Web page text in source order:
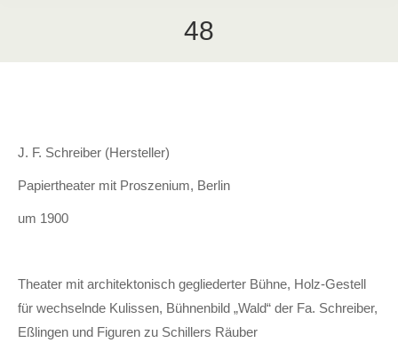
48
J. F. Schreiber (Hersteller)
Papiertheater mit Proszenium, Berlin
um 1900
Theater mit architektonisch gegliederter Bühne, Holz-Gestell
für wechselnde Kulissen, Bühnenbild „Wald“ der Fa. Schreiber,
Eßlingen und Figuren zu Schillers Räuber